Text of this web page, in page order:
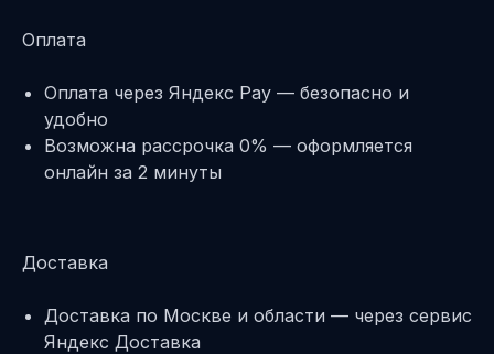
Оплата
Оплата через Яндекс Pay — безопасно и
удобно
Возможна рассрочка 0% — оформляется
онлайн за 2 минуты
Доставка
Доставка по Москве и области — через сервис
Яндекс Доставка